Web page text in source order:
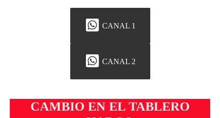
CANAL 1
CANAL 2
CAMBIO EN EL TABLERO